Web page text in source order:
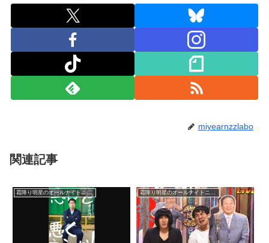
miyearnzzlabo
関連記事
霜降り明星のオールナイトニッポン